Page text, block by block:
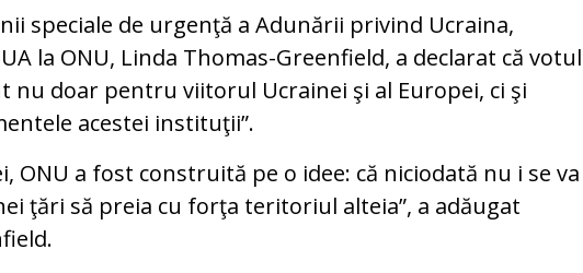
speciale de urgenţă a Adunării privind Ucraina,
la ONU, Linda Thomas-Greenfield, a declarat că votul
nu doar pentru viitorul Ucrainei şi al Europei, ci şi
acestei instituţii”.
ONU a fost construită pe o idee: că niciodată nu i se va
ţări să preia cu forţa teritoriul alteia”, a adăugat